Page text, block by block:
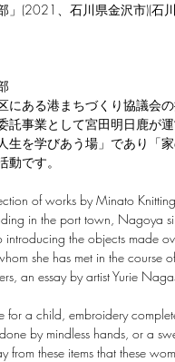
」(2021、石川県金沢市)(
にある港まちづくり協議会
託事業として宮田明日鹿が
生を学びあう場」であり「
動です。
of works by Minato
in the port town, Nagoya
introducing the objects made
she has met in the course
an essay by artist Yurie
for a child, embroidery
by mindless hands, or a
from these items that these